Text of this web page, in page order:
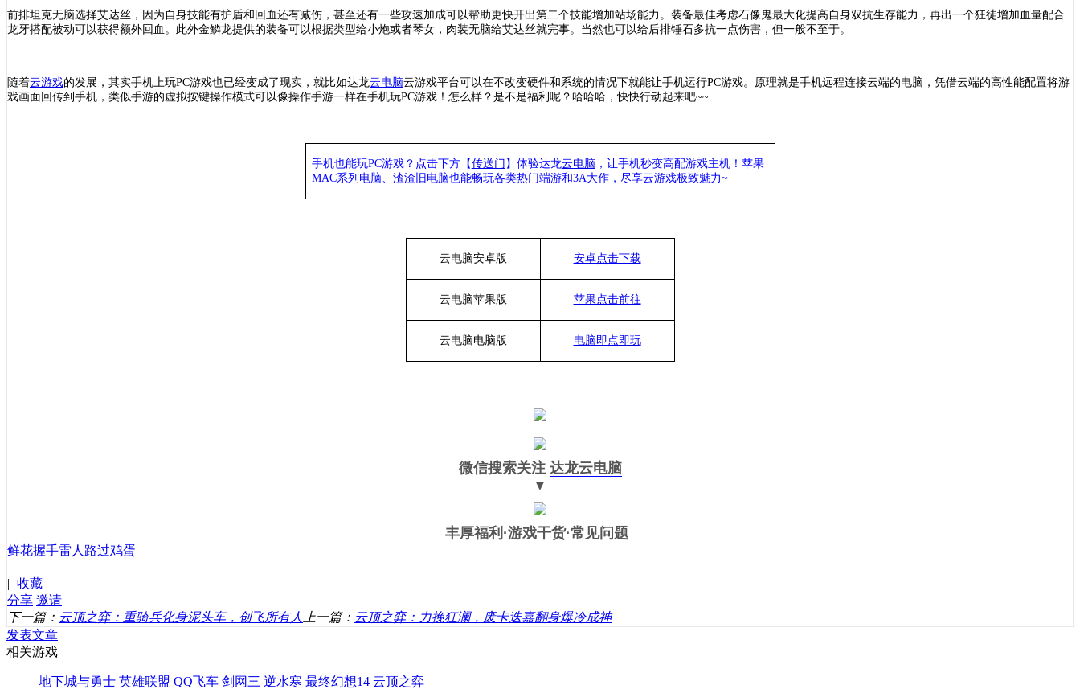
前排坦克无脑选择艾达丝，因为自身技能有护盾和回血还有减伤，甚至还有一些攻速加成可以帮助更快开出第二个技能增加站场能力。装备最佳考虑石像鬼最大化提高自身双抗生存能力，再出一个狂徒增加血量配合
龙牙搭配被动可以获得额外回血。此外金鳞龙提供的装备可以根据类型给小炮或者琴女，肉装无脑给艾达丝就完事。当然也可以给后排锤石多抗一点伤害，但一般不至于。
随着云游戏的发展，其实手机上玩PC游戏也已经变成了现实，就比如达龙云电脑云游戏平台可以在不改变硬件和系统的情况下就能让手机运行PC游戏。原理就是手机远程连接云端的电脑，凭借云端的高性能配置将游
戏画面回传到手机，类似手游的虚拟按键操作模式可以像操作手游一样在手机玩PC游戏！怎么样？是不是福利呢？哈哈哈，快快行动起来吧~~
手机也能玩PC游戏？点击下方【传送门 】 体验达龙云电脑 ，让手机秒变高配游戏主机！苹果
MAC系列电脑、 渣渣旧电脑也能畅玩各类热门端游和3A大作， 尽享云游戏极致魅力~
云电脑安卓版 安卓点击下载
云电脑苹果版 苹果点击前往
云电脑电脑版 电脑即点即玩
微信搜索关注 达龙云电脑
▼
丰厚福利 ·游戏干货·常见问题
鲜花握手雷人 路过鸡蛋
| 收藏
分享 邀请
下一篇： 云顶之弈：重骑兵化身泥头车，创飞所有人 上一篇： 云顶之弈：力挽狂澜，废卡迭嘉翻身爆冷成神
发表文章
相关游戏
地下城与勇士 英雄联盟 QQ飞车 剑网三 逆水寒 最终幻想14 云顶之弈